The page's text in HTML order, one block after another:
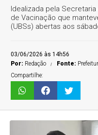
Idealizada pela
de Vacinação que
(UBSs) abertas aos
03/06/2026 às 14h56
Por: Redação Fonte:
Compartilhe: